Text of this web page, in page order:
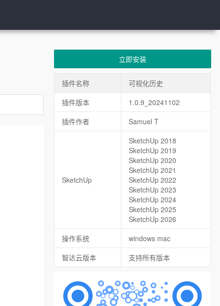
立即安装
插件名称
可视化历史
插件版本
1.0.9_20241102
插件作者
Samuel T
SketchUp
SketchUp 2018
SketchUp 2019
SketchUp 2020
SketchUp 2021
SketchUp 2022
SketchUp 2023
SketchUp 2024
SketchUp 2025
SketchUp 2026
操作系统
windows mac
智达云版本
支持所有版本